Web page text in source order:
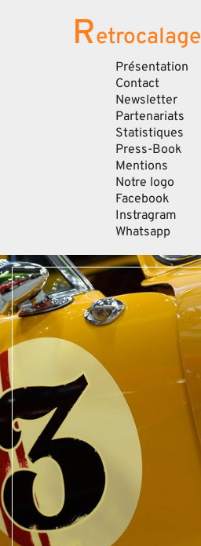
Retrocalage
Présentation
Contact
Newsletter
Partenariats
Statistiques
Press-Book
Mentions
Notre logo
Facebook
Instragram
Whatsapp